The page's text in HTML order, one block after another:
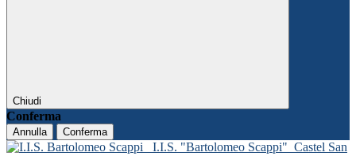
Chiudi
Conferma
Annulla Conferma
I.I.S. "Bartolomeo Scappi" Castel San